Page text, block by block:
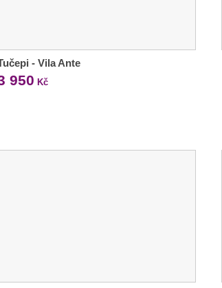
- Vila Ante
950 Kč